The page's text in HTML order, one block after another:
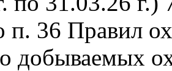
п. 36 Правил
добываемых